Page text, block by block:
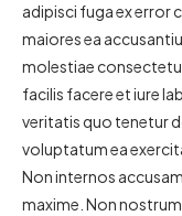
adipisci fuga ex error
maiores ea
molestiae
facilis facere et iure
veritatis quo tenetur
voluptatum ea
Non internos
maxime. Non